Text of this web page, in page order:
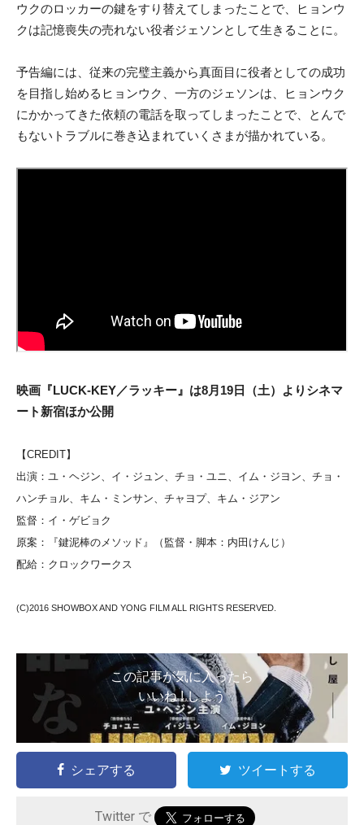
ウクのロッカーの鍵をすり替えてしまったことで、ヒョンウ
クは記憶喪失の売れない役者ジェソンとして生きることに。
予告編には、従来の完璧主義から真面目に役者としての成功
を目指し始めるヒョンウク、一方のジェソンは、ヒョンウク
にかかってきた依頼の電話を取ってしまったことで、とんで
もないトラブルに巻き込まれていくさまが描かれている。
映画『LUCK-KEY／ラッキー』は8月19日（土）よりシネマ
ート新宿ほか公開
【CREDIT】
出演：ユ・ヘジン、イ・ジュン、チョ・ユニ、イム・ジヨン、チョ・
ハンチョル、キム・ミンサン、チャヨプ、キム・ジアン
監督：イ・ゲビョク
原案：『鍵泥棒のメソッド』（監督・脚本：内田けんじ）
配給：クロックワークス
(C)2016 SHOWBOX AND YONG FILM ALL RIGHTS RESERVED.
この記事が気に入ったら
いいね ! しよう
シェアする ツイートする
Twitter で